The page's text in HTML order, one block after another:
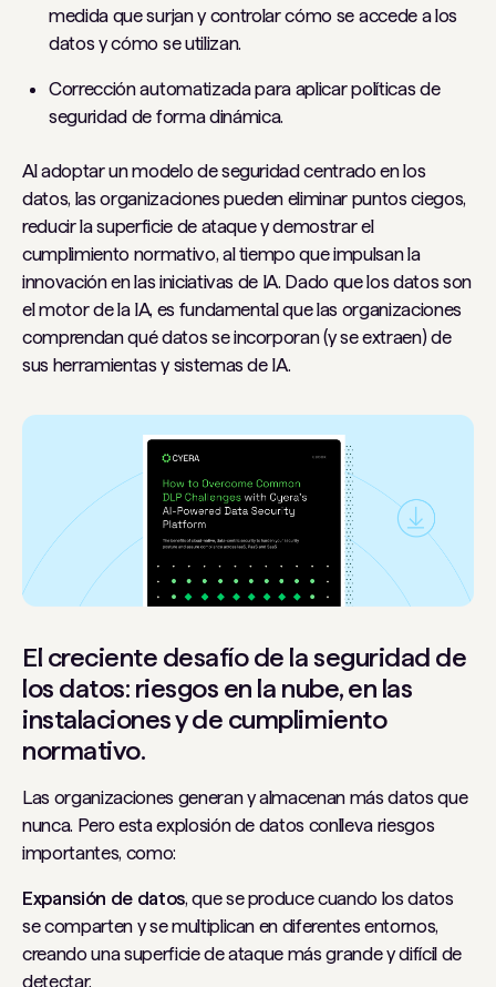
medida que surjan y controlar cómo se accede a los
datos y cómo se utilizan.
Corrección automatizada para aplicar políticas de
seguridad de forma dinámica.
Al adoptar un modelo de seguridad centrado en los
datos, las organizaciones pueden eliminar puntos ciegos,
reducir la superficie de ataque y demostrar el
cumplimiento normativo, al tiempo que impulsan la
innovación en las iniciativas de IA. Dado que los datos son
el motor de la IA, es fundamental que las organizaciones
comprendan qué datos se incorporan (y se extraen) de
sus herramientas y sistemas de IA.
El creciente desafío de la seguridad de
los datos: riesgos en la nube, en las
instalaciones y de cumplimiento
normativo.
Las organizaciones generan y almacenan más datos que
nunca. Pero esta explosión de datos conlleva riesgos
importantes, como:
Expansión de datos, que se produce cuando los datos
se comparten y se multiplican en diferentes entornos,
creando una superficie de ataque más grande y difícil de
detectar.